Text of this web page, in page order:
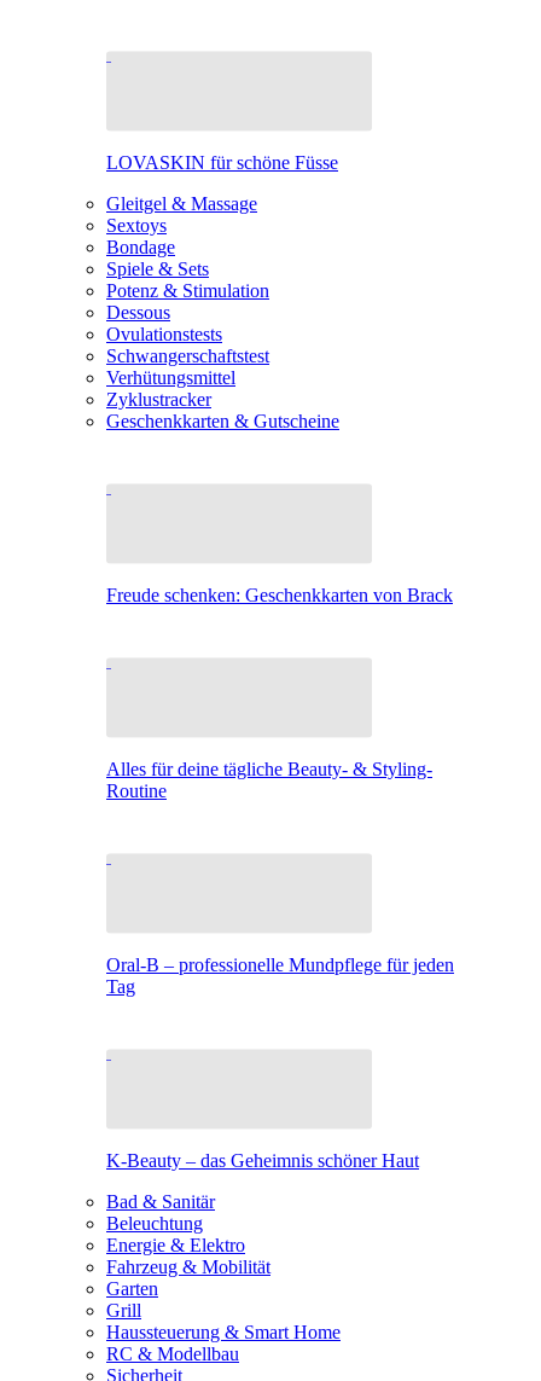
LOVASKIN für schöne Füsse
Gleitgel & Massage
Sextoys
Bondage
Spiele & Sets
Potenz & Stimulation
Dessous
Ovulationstests
Schwangerschaftstest
Verhütungsmittel
Zyklustracker
Geschenkkarten & Gutscheine
Freude schenken: Geschenkkarten von Brack
Alles für deine tägliche Beauty- & Styling-
Routine
Oral-B – professionelle Mundpflege für jeden
Tag
K-Beauty – das Geheimnis schöner Haut
Bad & Sanitär
Beleuchtung
Energie & Elektro
Fahrzeug & Mobilität
Garten
Grill
Haussteuerung & Smart Home
RC & Modellbau
Sicherheit